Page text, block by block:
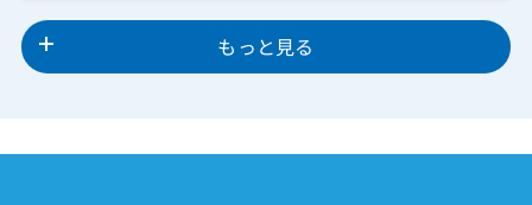
もっと見る